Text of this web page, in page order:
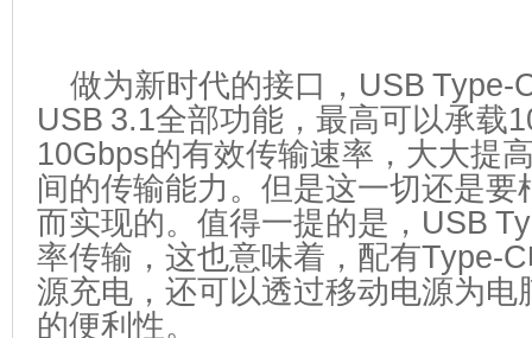
做为新时代的接口，USB Type-
USB 3.1全部功能，最高可以承载
10Gbps的有效传输速率，大大提
间的传输能力。但是这一切还是要
而实现的。值得一提的是，USB
率传输，这也意味着，配有Type-
源充电，还可以透过移动电源为电
的便利性。